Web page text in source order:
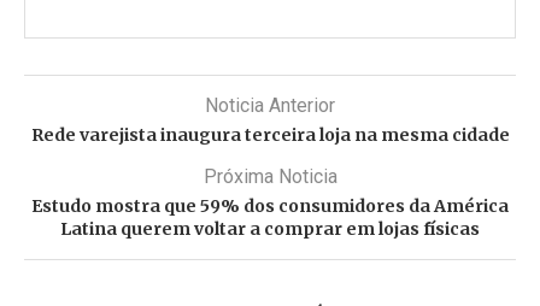
Noticia Anterior
Rede varejista inaugura terceira loja na mesma cidade
Próxima Noticia
Estudo mostra que 59% dos consumidores da América
Latina querem voltar a comprar em lojas físicas